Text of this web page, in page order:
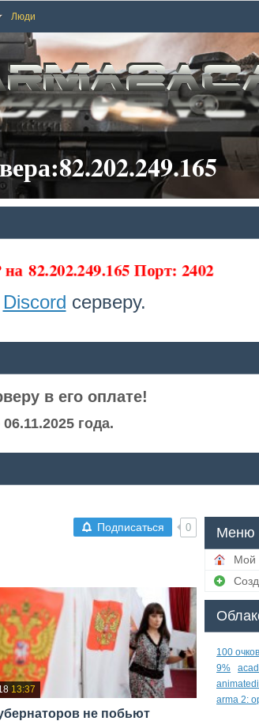
Люди
на82.202.249.165 Порт: 2402
Discord серверу.
в его оплате!
года.
Подписаться 0
13:37
не побьют
Меню
Мой
100
9%
arma 2: